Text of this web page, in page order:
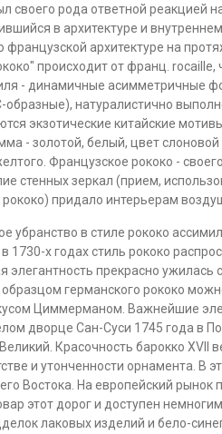
своего рода ответной реакцией
в архитектуре и
архитектуре на
происходит от франц. rocaille,
- динамичные асимметричные
натуралистично
экзотические китайские
- золотой, белый, цвет слоновой
Французское рококо -
стенных зеркал (прием,
придало интерьерам
убранство в стиле рококо
1730-х годах стиль рококо
прекрасно ужилась
германского рококо
Циммерманом. Важнейшие
дворце Сан-Суси 1745 года в
Красочность барокко XVII
и утонченности орнамента. В
Востока. На европейский рынок
этот дорог и доступен
лаковых изделий и бело-